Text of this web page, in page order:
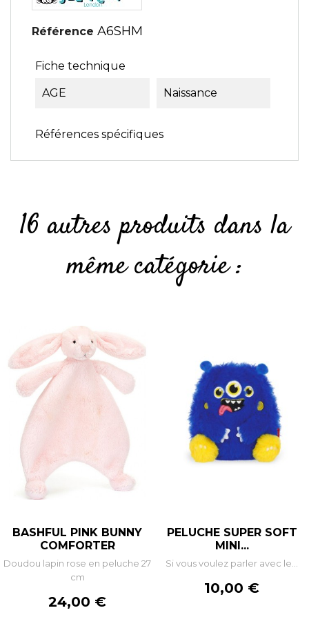
Référence A6SHM
Fiche technique
AGE Naissance
Références spécifiques
16 autres produits dans la
même catégorie :
BASHFUL PINK BUNNY
COMFORTER
Doudou lapin rose en peluche 27
cm
Prix
24,00 €
PELUCHE SUPER SOFT
MINI...
Si vous voulez parler avec le...
Prix
10,00 €